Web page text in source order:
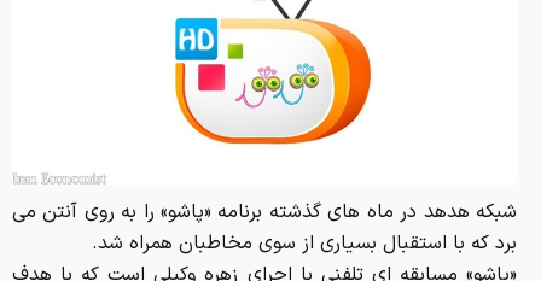
شبکه هدهد در ماه های گذشته برنامه «پاشو» را به روی آنتن می
برد که با استقبال بسیاری از سوی مخاطبان همراه شد.
«پاشو» مسابقه ای تلفنی با اجرای زهره وکیلی است که با هدف